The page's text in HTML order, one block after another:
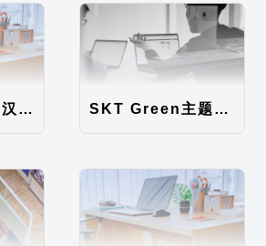
The Funk主题汉化包 SKT Green主题汉化包